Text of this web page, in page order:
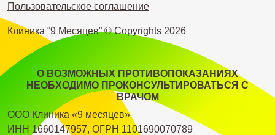
Клиника “9 Месяцев” © Copyrights 2026
Пользовательское соглашение
О ВОЗМОЖНЫХ ПРОТИВОПОКАЗАНИЯХ
НЕОБХОДИМО ПРОКОНСУЛЬТИРОВАТЬСЯ С
ВРАЧОМ
ООО Клиника «9 месяцев»
ИНН 1660147957, ОГРН 1101690070789